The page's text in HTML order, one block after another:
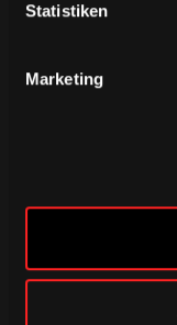
Statistiken
Marketing